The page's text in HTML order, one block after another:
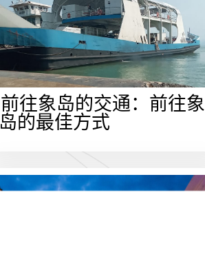
前往象岛的交通：前往象
岛的最佳方式